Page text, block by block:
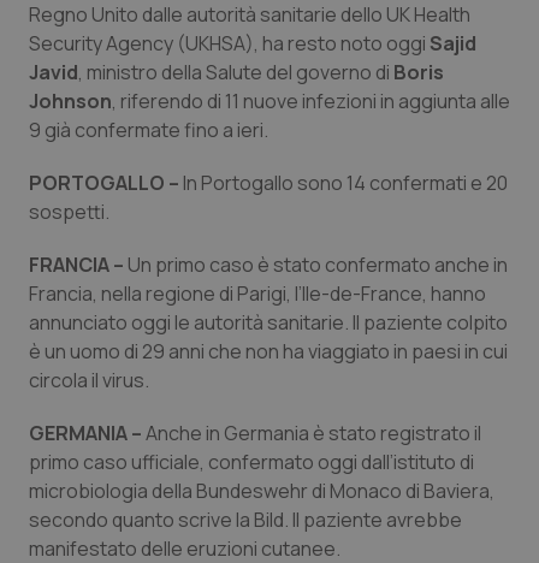
Psoriasi & pelle
Quotidiano Cardiologia
Quotidiano Chirurgia
Quotidiano Pediatria
Rene & patologie urogenitali
Salute orale & impianti
Sangue & coagulazione
Tiroide
Regno Unito dalle autorità sanitarie dello UK Health
Security Agency (UKHSA), ha resto noto oggi Sajid
Javid, ministro della Salute del governo di Boris
Johnson, riferendo di 11 nuove infezioni in aggiunta alle
9 già confermate fino a ieri.
PORTOGALLO – In Portogallo sono 14 confermati e 20
sospetti.
FRANCIA – Un primo caso è stato confermato anche in
Francia, nella regione di Parigi, l’Ile-de-France, hanno
annunciato oggi le autorità sanitarie. Il paziente colpito
è un uomo di 29 anni che non ha viaggiato in paesi in cui
circola il virus.
GERMANIA –Anche in Germania è stato registrato il
primo caso ufficiale, confermato oggi dall’istituto di
microbiologia della Bundeswehr di Monaco di Baviera,
secondo quanto scrive la Bild. Il paziente avrebbe
manifestato delle eruzioni cutanee.